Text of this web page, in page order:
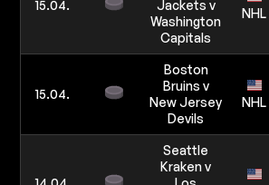
15.04.
Jackets v
Washington
Capitals
NHL
15.04.
Boston
Bruins v
New Jersey
Devils
NHL
Seattle
Kraken v